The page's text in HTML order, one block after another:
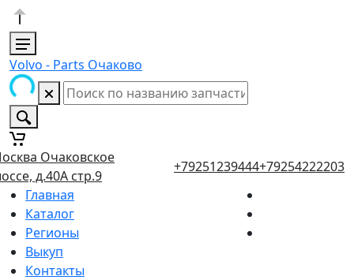
Volvo - Parts Очаково
Очаковское
д.40А стр.9
+79251239444+79254222203
Главная
Каталог
Регионы
Выкуп
Контакты